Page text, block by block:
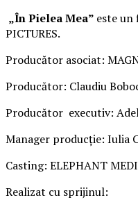
„În Pielea Mea” este un
PICTURES.
Producător asociat:
Producător: Claudiu
Producător executiv:
Manager producție: Iulia
Casting: ELEPHANT
Realizat cu sprijinul: